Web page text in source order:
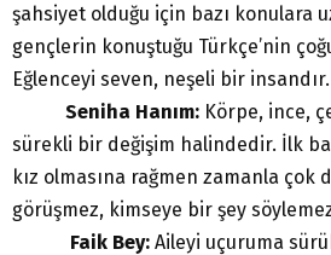
şahsiyet olduğu için bazı konulara
gençlerin konuştuğu Türkçe’nin
Eğlenceyi seven, neşeli bir insandır.
Seniha Hanım: Körpe, ince,
sürekli bir değişim halindedir. İlk
kız olmasına rağmen zamanla çok
görüşmez, kimseye bir şey
Faik Bey: Aileyi uçuruma